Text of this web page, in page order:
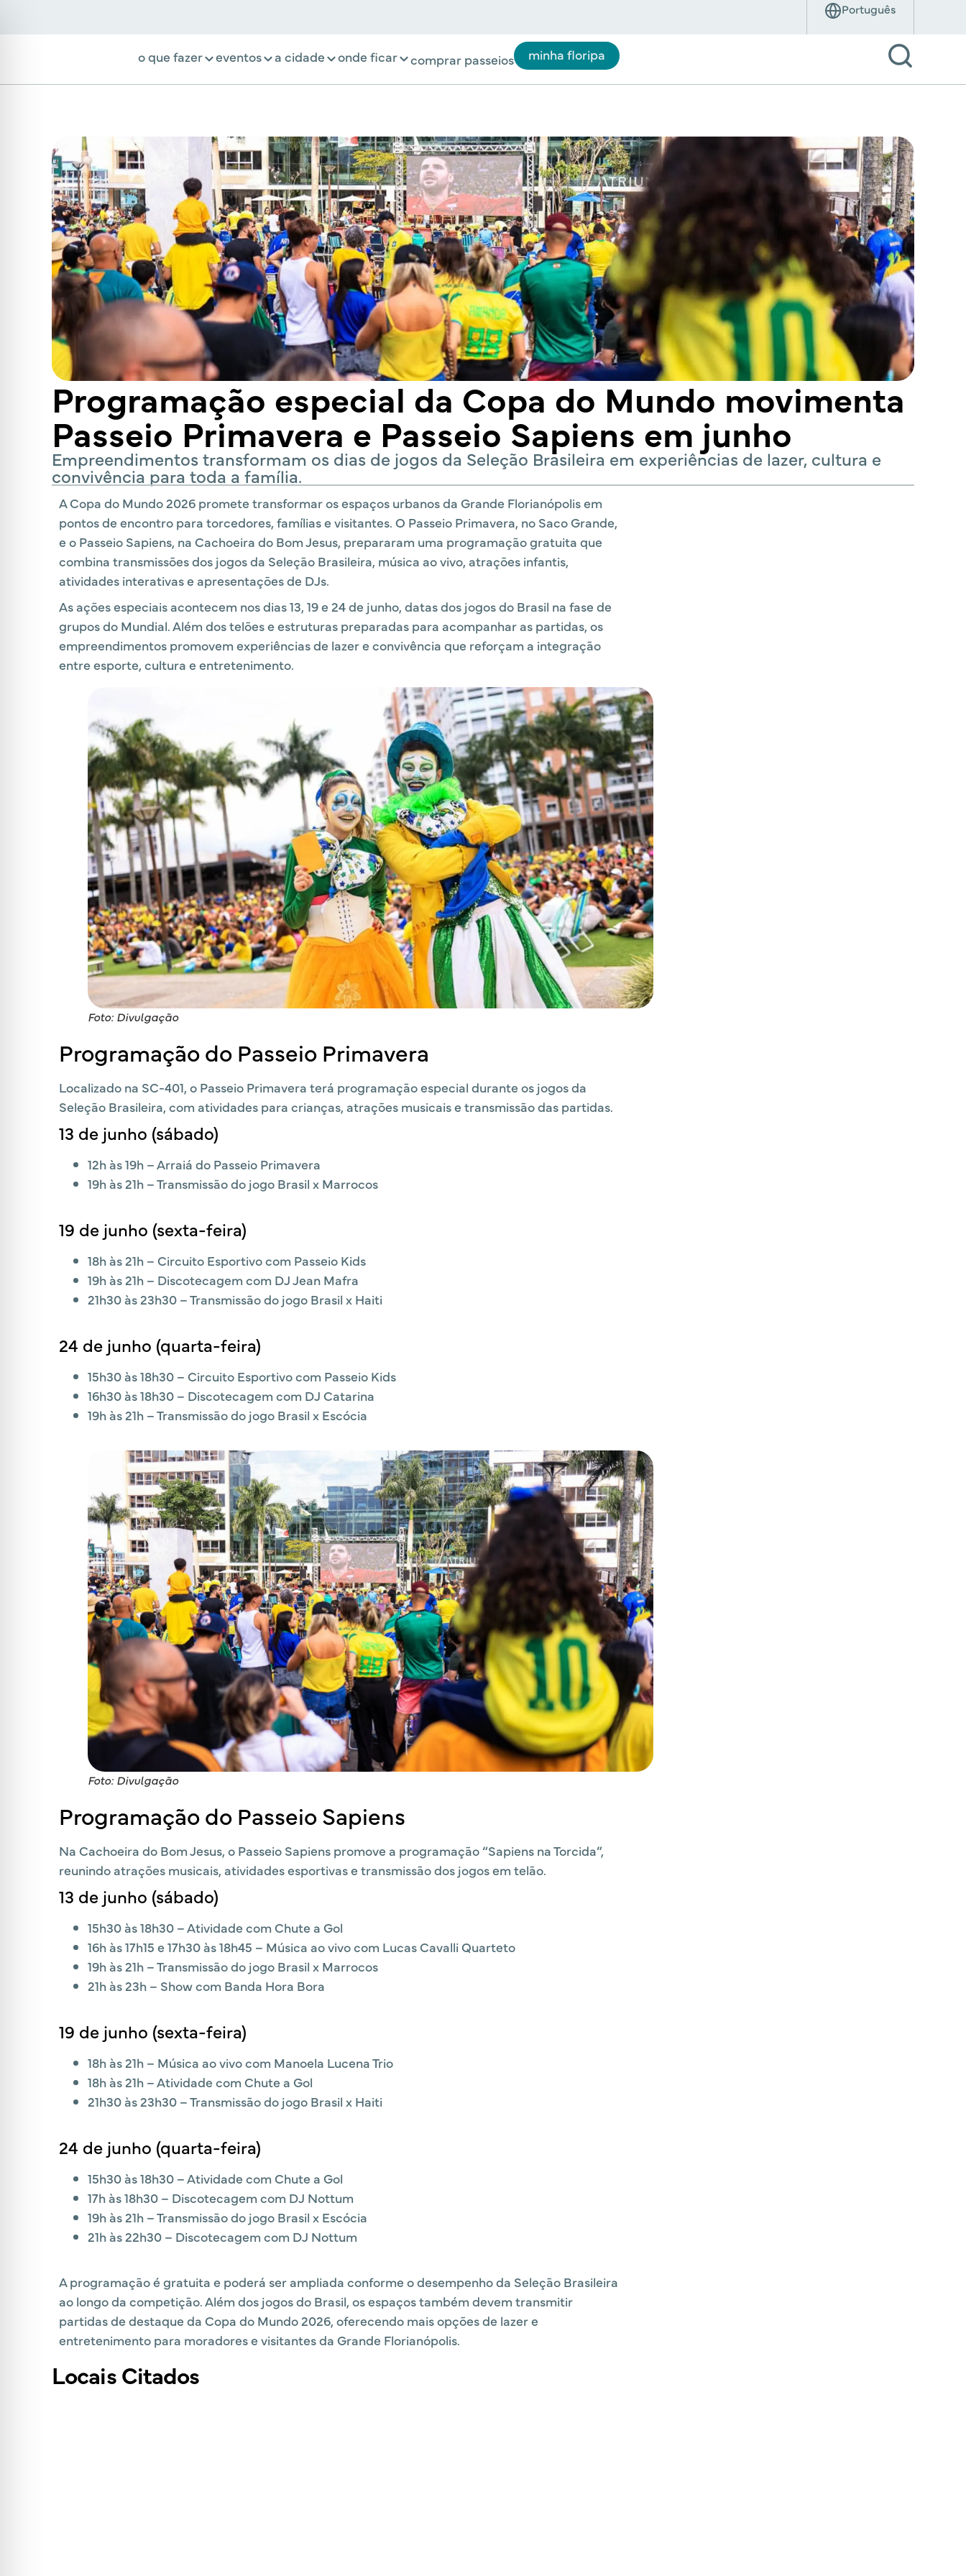
o que fazer eventos a cidade onde ficar comprar passeios minha floripa
Programação especial da Copa do Mundo movimenta
Passeio Primavera e Passeio Sapiens em junho
Empreendimentos transformam os dias de jogos da Seleção Brasileira em experiências de lazer, cultura e
convivência para toda a família.
A Copa do Mundo 2026 promete transformar os espaços urbanos da Grande Florianópolis em
pontos de encontro para torcedores, famílias e visitantes. O Passeio Primavera, no Saco Grande,
e o Passeio Sapiens, na Cachoeira do Bom Jesus, prepararam uma programação gratuita que
combina transmissões dos jogos da Seleção Brasileira, música ao vivo, atrações infantis,
atividades interativas e apresentações de DJs.
As ações especiais acontecem nos dias 13, 19 e 24 de junho, datas dos jogos do Brasil na fase de
grupos do Mundial. Além dos telões e estruturas preparadas para acompanhar as partidas, os
empreendimentos promovem experiências de lazer e convivência que reforçam a integração
entre esporte, cultura e entretenimento.
Foto: Divulgação
Programação do Passeio Primavera
Localizado na SC-401, o Passeio Primavera terá programação especial durante os jogos da
Seleção Brasileira, com atividades para crianças, atrações musicais e transmissão das partidas.
13 de junho (sábado)
12h às 19h – Arraiá do Passeio Primavera
19h às 21h – Transmissão do jogo Brasil x Marrocos
19 de junho (sexta-feira)
18h às 21h – Circuito Esportivo com Passeio Kids
19h às 21h – Discotecagem com DJ Jean Mafra
21h30 às 23h30 – Transmissão do jogo Brasil x Haiti
24 de junho (quarta-feira)
15h30 às 18h30 – Circuito Esportivo com Passeio Kids
16h30 às 18h30 – Discotecagem com DJ Catarina
19h às 21h – Transmissão do jogo Brasil x Escócia
Foto: Divulgação
Programação do Passeio Sapiens
Na Cachoeira do Bom Jesus, o Passeio Sapiens promove a programação “Sapiens na Torcida”,
reunindo atrações musicais, atividades esportivas e transmissão dos jogos em telão.
13 de junho (sábado)
15h30 às 18h30 – Atividade com Chute a Gol
16h às 17h15 e 17h30 às 18h45 – Música ao vivo com Lucas Cavalli Quarteto
19h às 21h – Transmissão do jogo Brasil x Marrocos
21h às 23h – Show com Banda Hora Bora
19 de junho (sexta-feira)
18h às 21h – Música ao vivo com Manoela Lucena Trio
18h às 21h – Atividade com Chute a Gol
21h30 às 23h30 – Transmissão do jogo Brasil x Haiti
24 de junho (quarta-feira)
15h30 às 18h30 – Atividade com Chute a Gol
17h às 18h30 – Discotecagem com DJ Nottum
19h às 21h – Transmissão do jogo Brasil x Escócia
21h às 22h30 – Discotecagem com DJ Nottum
A programação é gratuita e poderá ser ampliada conforme o desempenho da Seleção Brasileira
ao longo da competição. Além dos jogos do Brasil, os espaços também devem transmitir
partidas de destaque da Copa do Mundo 2026, oferecendo mais opções de lazer e
entretenimento para moradores e visitantes da Grande Florianópolis.
Locais Citados